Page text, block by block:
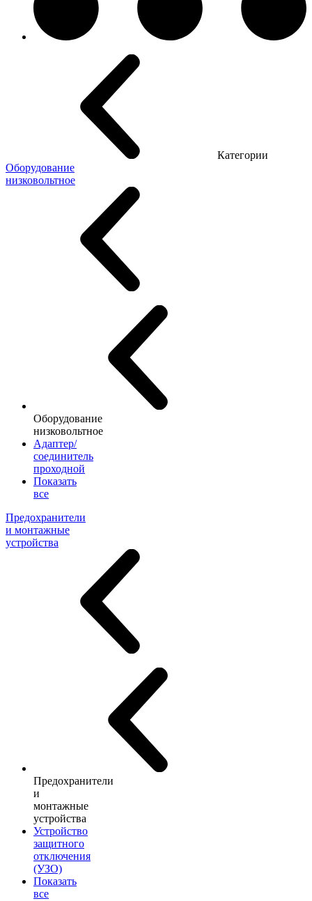
Категории
Оборудование
низковольтное
Оборудование
низковольтное
Адаптер/
соединитель
проходной
Показать
все
Предохранители
и монтажные
устройства
Предохранители
и
монтажные
устройства
Устройство
защитного
отключения
(УЗО)
Показать
все